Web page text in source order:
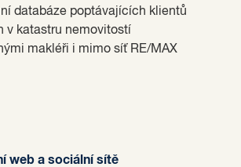
databáze poptávajících klientů
v katastru nemovitostí
makléři i mimo síť RE/MAX
web a sociální sítě